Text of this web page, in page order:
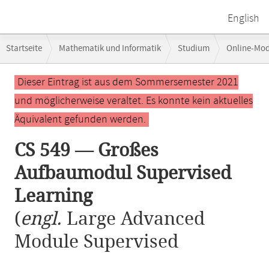
English
Navigation
Startseite Mathematik und Informatik Studium Online-
CS 549 — Großes Aufbaumodul Supervised Learning
Hauptinhalt
Dieser Eintrag ist aus dem Sommersemester 2021
und möglicherweise veraltet. Es konnte kein aktuelles
Äquivalent gefunden werden.
CS 549 — Großes
Aufbaumodul Supervised
Learning
(engl. Large Advanced
Module Supervised